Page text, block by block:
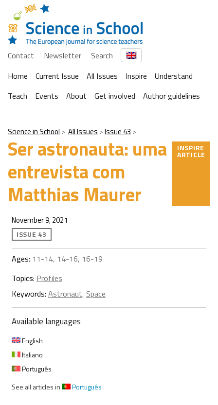
Contact Newsletter
Search
Home
Current Issue All Issues Inspire
Understand
Teach
Events About Get involved Author guidelines
Science in School All Issues Issue 43
Ser astronauta: uma
entrevista com
Matthias Maurer
INSPIRE
ARTICLE
November 9, 2021
ISSUE 43
Ages: 11-14, 14-16, 16-19
Topics: Profiles
Keywords: Astronaut, Space
Available languages
English
Italiano
Português
See all articles in
Português